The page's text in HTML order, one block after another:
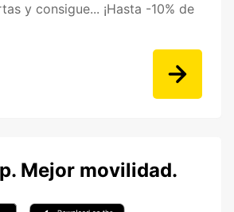
y consigue... ¡Hasta -10% de
Mejor movilidad.